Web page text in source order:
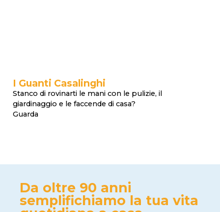
I Guanti Casalinghi
Stanco di rovinarti le mani con le pulizie, il
giardinaggio e le faccende di casa?
Guarda
Da oltre 90 anni
semplifichiamo la tua vita